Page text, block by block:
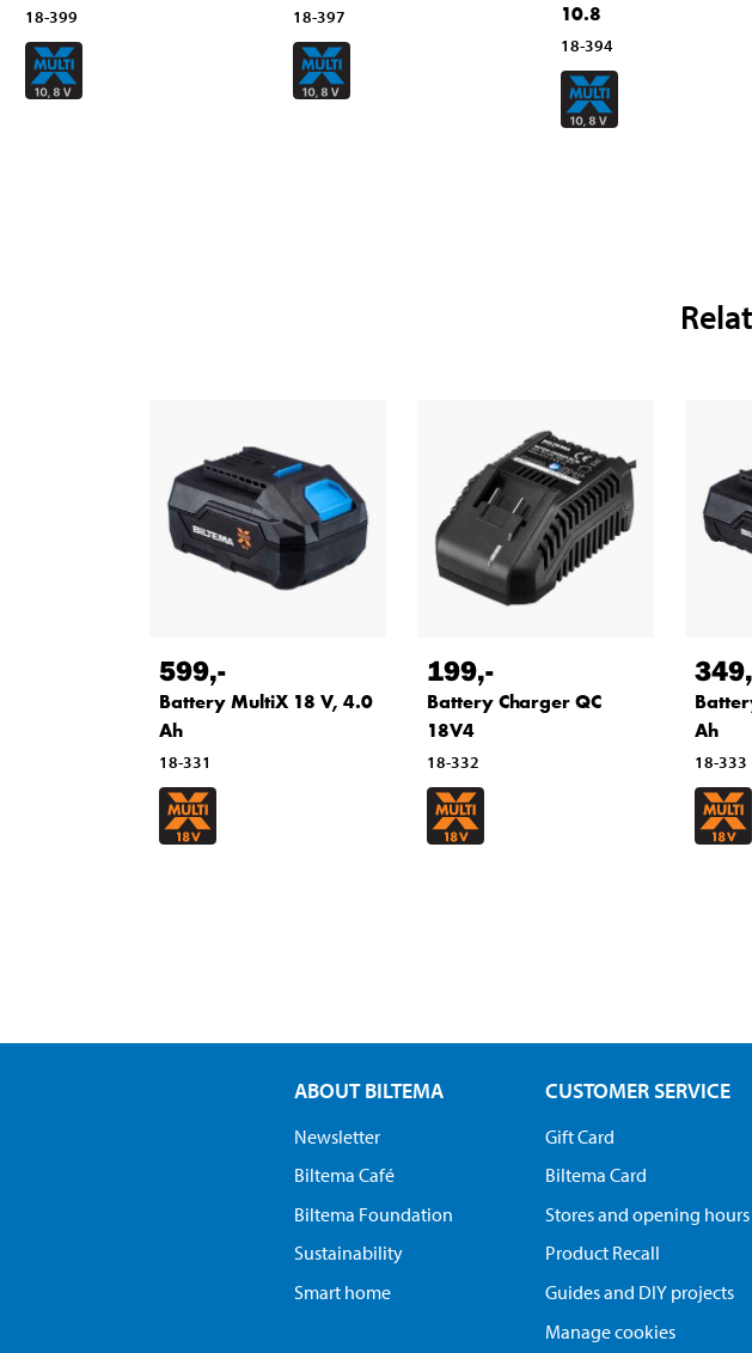
18-399 18-397
10.8
18-394
599,-
Battery MultiX 18 V, 4.0
Ah
18-331
199,-
Battery Charger QC
18V4
18-332
349
Ah
18-333
ABOUT BILTEMA
Newsletter
Biltema Café
Biltema Foundation
Sustainability
Smart home
CUSTOMER SERVICE
Gift Card
Biltema Card
Stores and opening hours
Product Recall
Guides and DIY projects
Manage cookies